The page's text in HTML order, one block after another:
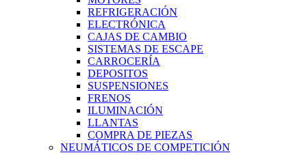
REFRIGERACIÓN
ELECTRÓNICA
CAJAS DE CAMBIO
SISTEMAS DE ESCAPE
CARROCERÍA
DEPOSITOS
SUSPENSIONES
FRENOS
ILUMINACIÓN
LLANTAS
COMPRA DE PIEZAS
NEUMÁTICOS DE COMPETICIÓN